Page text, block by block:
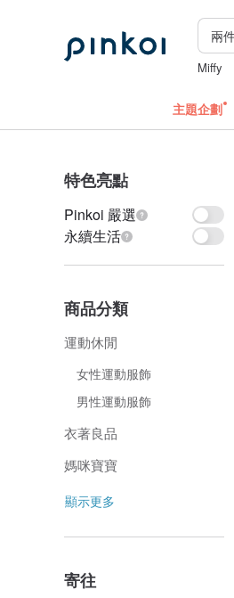
Miffy
主題企劃
特色亮點
Pinkoi 嚴選
永續生活
商品分類
運動休閒
女性運動服飾
男性運動服飾
衣著良品
媽咪寶寶
顯示更多
寄往